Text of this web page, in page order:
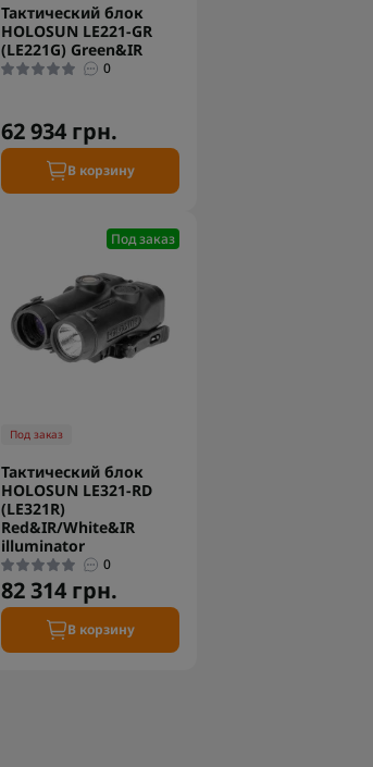
Тактический блок
HOLOSUN LE221-GR
(LE221G) Green&IR
0
62 934 грн.
В корзину
Под заказ
Под заказ
Тактический блок
HOLOSUN LE321-RD
(LE321R)
Red&IR/White&IR
illuminator
0
82 314 грн.
В корзину